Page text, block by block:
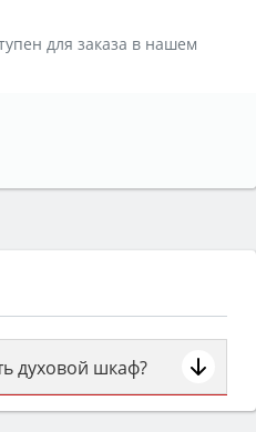
для заказа в нашем
духовой шкаф?
с типом (газовый или